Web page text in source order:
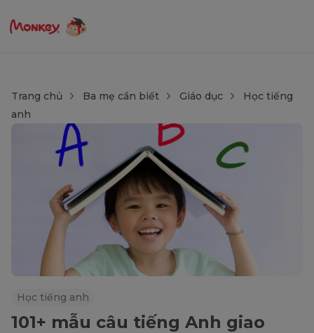
Trang chủ Ba mẹ cần biết Giáo dục
Học tiếng
anh
Học tiếng anh
101+ mẫu câu tiếng Anh giao